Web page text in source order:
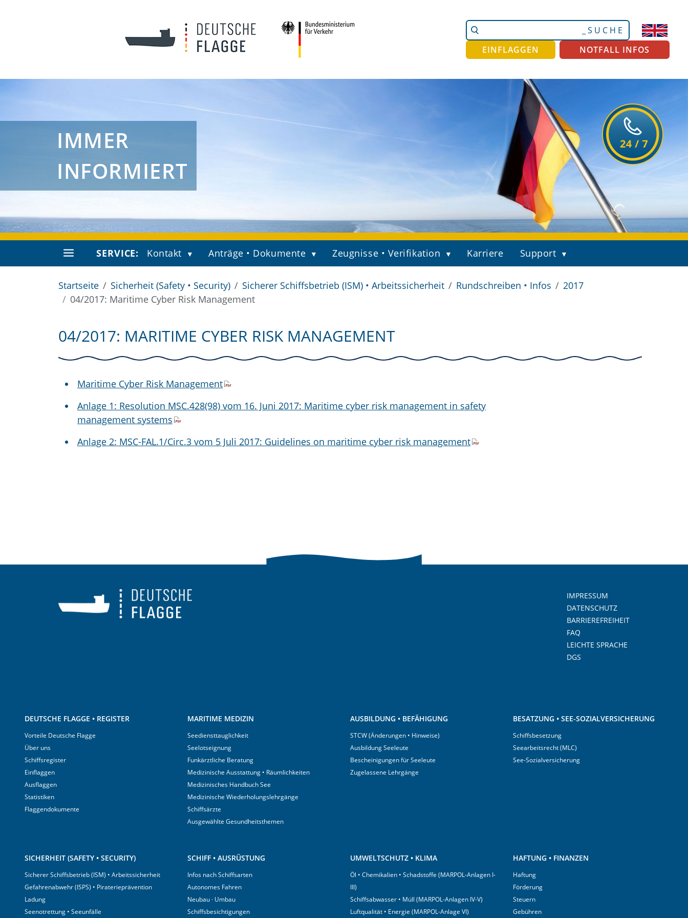
Website
durchsuchen
Erweiterte
Suche…
EINFLAGGEN
NOTFALL INFOS
IMMER
INFORMIERT
SERVICE: Kontakt Anträge • Dokumente Zeugnisse • Verifikation Karriere Support
Startseite Sicherheit (Safety • Security) Sicherer Schiffsbetrieb (ISM) • Arbeitssicherheit Rundschreiben • Infos
2017
04/2017: Maritime Cyber Risk Management
04/2017: MARITIME CYBER RISK MANAGEMENT
Maritime Cyber Risk Management
Anlage 1: Resolution MSC.428(98) vom 16. Juni 2017: Maritime cyber risk management in safety
management systems
Anlage 2: MSC-FAL.1/Circ.3 vom 5 Juli 2017: Guidelines on maritime cyber risk management
IMPRESSUM
DATENSCHUTZ
BARRIEREFREIHEIT
FAQ
LEICHTE SPRACHE
DGS
DEUTSCHE FLAGGE • REGISTER
Vorteile Deutsche Flagge
Über uns
Schiffsregister
Einflaggen
Ausflaggen
Statistiken
Flaggendokumente
MARITIME MEDIZIN
Seediensttauglichkeit
Seelotseignung
Funkärztliche Beratung
Medizinische Ausstattung • Räumlichkeiten
Medizinisches Handbuch See
Medizinische Wiederholungslehrgänge
Schiffsärzte
Ausgewählte Gesundheitsthemen
AUSBILDUNG • BEFÄHIGUNG
STCW (Änderungen • Hinweise)
Ausbildung Seeleute
Bescheinigungen für Seeleute
Zugelassene Lehrgänge
BESATZUNG • SEE-SOZIALVERSICHERUNG
Schiffsbesetzung
Seearbeitsrecht (MLC)
See-Sozialversicherung
SICHERHEIT (SAFETY • SECURITY)
Sicherer Schiffsbetrieb (ISM) • Arbeitssicherheit
Gefahrenabwehr (ISPS) • Piraterieprävention
Ladung
Seenotrettung • Seeunfälle
SCHIFF • AUSRÜSTUNG
Infos nach Schiffsarten
Autonomes Fahren
Neubau · Umbau
Schiffsbesichtigungen
UMWELTSCHUTZ • KLIMA
Öl • Chemikalien • Schadstoffe (MARPOL-Anlagen I-
III)
Schiffsabwasser • Müll (MARPOL-Anlagen IV-V)
Luftqualität • Energie (MARPOL-Anlage VI)
HAFTUNG • FINANZEN
Haftung
Förderung
Steuern
Gebühren